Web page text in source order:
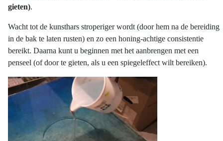
gieten).
Wacht tot de kunsthars stroperiger wordt (door hem na de bereiding
in de bak te laten rusten) en zo een honing-achtige consistentie
bereikt. Daarna kunt u beginnen met het aanbrengen met een
penseel (of door te gieten, als u een spiegeleffect wilt bereiken).